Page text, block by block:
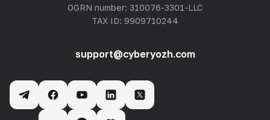
OGRN number: 310076-3301-LLC
TAX ID: 9909710244
support@cyberyozh.com